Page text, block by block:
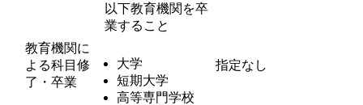
教育機関に
よる科目修
了・卒業
以下教育機関を卒
業すること
大学
短期大学
高等専門学校
指定なし